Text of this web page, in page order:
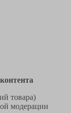
товара)
модерации